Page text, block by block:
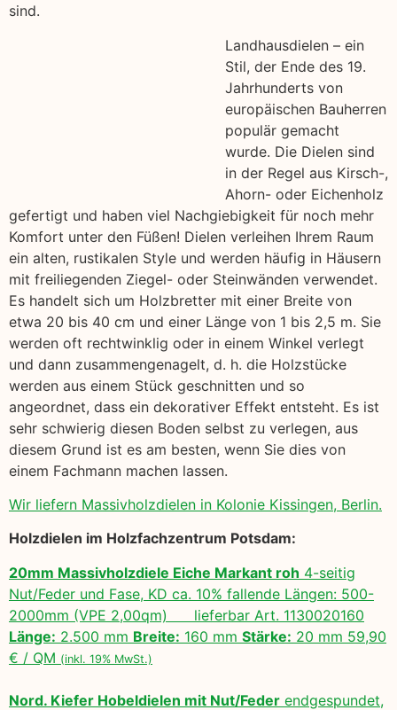
sind.
Landhausdielen – ein
Stil, der Ende des 19.
Jahrhunderts von
europäischen Bauherren
populär gemacht
wurde. Die Dielen sind
in der Regel aus Kirsch-,
Ahorn- oder Eichenholz
gefertigt und haben viel Nachgiebigkeit für noch mehr
Komfort unter den Füßen! Dielen verleihen Ihrem Raum
ein alten, rustikalen Style und werden häufig in Häusern
mit freiliegenden Ziegel- oder Steinwänden verwendet.
Es handelt sich um Holzbretter mit einer Breite von
etwa 20 bis 40 cm und einer Länge von 1 bis 2,5 m. Sie
werden oft rechtwinklig oder in einem Winkel verlegt
und dann zusammengenagelt, d. h. die Holzstücke
werden aus einem Stück geschnitten und so
angeordnet, dass ein dekorativer Effekt entsteht. Es ist
sehr schwierig diesen Boden selbst zu verlegen, aus
diesem Grund ist es am besten, wenn Sie dies von
einem Fachmann machen lassen.
Wir liefern Massivholzdielen in Kolonie Kissingen, Berlin.
Holzdielen im Holzfachzentrum Potsdam:
20mm Massivholzdiele Eiche Markant roh 4-seitig
Nut/Feder und Fase, KD ca. 10% fallende Längen: 500-
2000mm (VPE 2,00qm) lieferbar Art. 1130020160
Länge: 2.500 mm Breite: 160 mm Stärke: 20 mm 59,90
€ / QM (inkl. 19% MwSt.)
Nord. Kiefer Hobeldielen mit Nut/Feder endgespundet,